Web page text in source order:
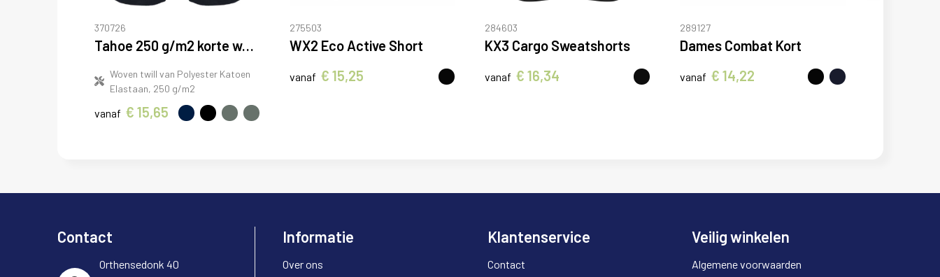
370726
Tahoe 250 g/m2 korte werkbroek
Woven twill van Polyester Katoen
Elastaan, 250 g/m2
vanaf € 15,65
275503
WX2 Eco Active Short
vanaf € 15,25
284603
KX3 Cargo Sweatshorts
vanaf € 16,34
289127
Dames Combat Kort
vanaf € 14,22
Contact
Orthensedonk 40
Informatie
Over ons
Klantenservice
Contact
Veilig winkelen
Algemene voorwaarden